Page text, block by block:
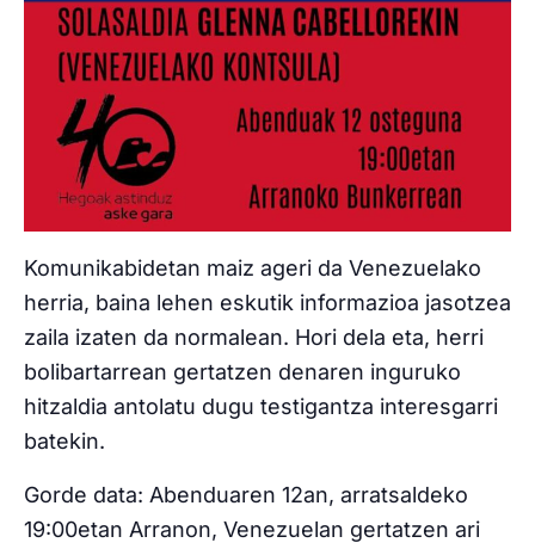
Komunikabidetan maiz ageri da Venezuelako
herria, baina lehen eskutik informazioa jasotzea
zaila izaten da normalean. Hori dela eta, herri
bolibartarrean gertatzen denaren inguruko
hitzaldia antolatu dugu testigantza interesgarri
batekin.
Gorde data: Abenduaren 12an, arratsaldeko
19:00etan Arranon, Venezuelan gertatzen ari